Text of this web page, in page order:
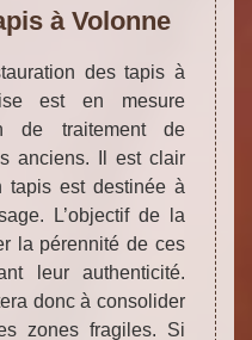
à Volonne
des tapis à
est en mesure
de traitement de
anciens. Il est clair
tapis est destinée à
L’objectif de la
la pérennité de ces
leur authenticité.
donc à consolider
zones fragiles. Si